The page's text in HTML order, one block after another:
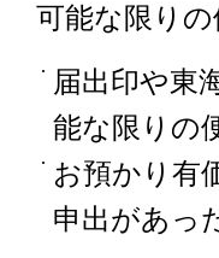
可能な限り
届出印や東
能な限りの
お預かり有
申出があっ